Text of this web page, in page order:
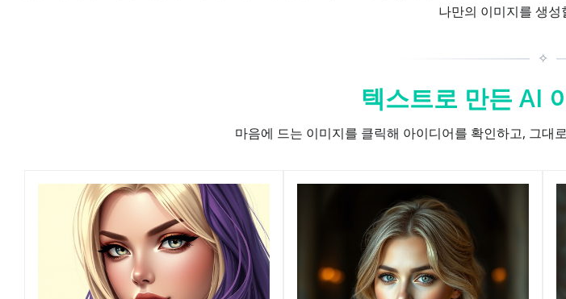
나만의 이미지를 생성
✧
텍스트로 만든 AI
마음에 드는 이미지를 클릭해 아이디어를 확인하고, 그대